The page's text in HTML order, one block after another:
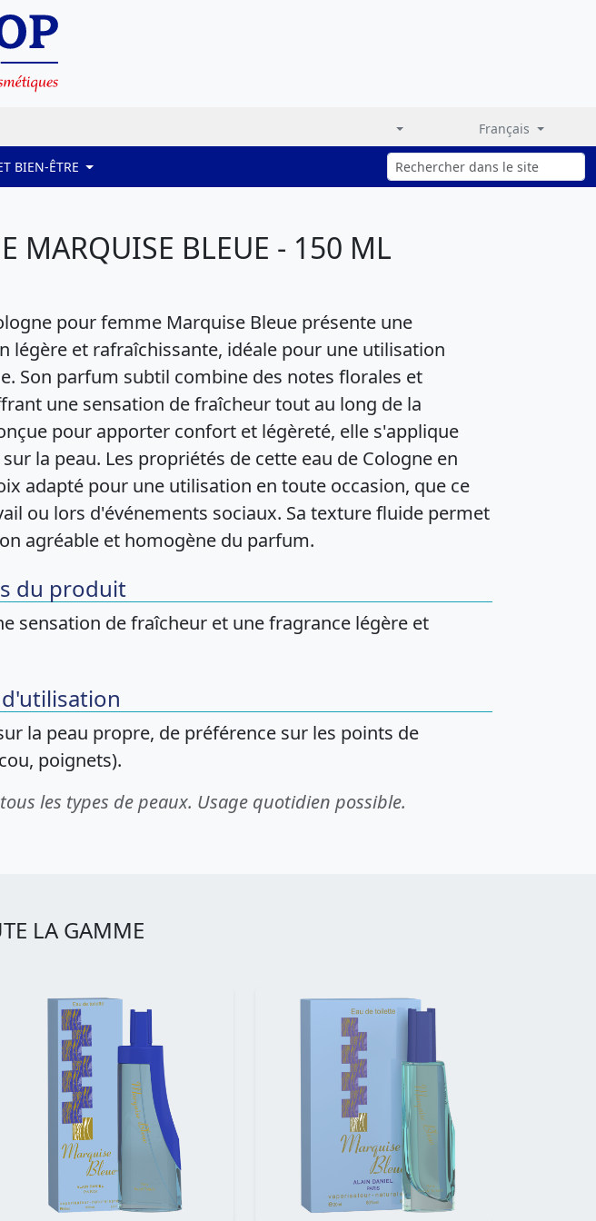
Français
BIEN-ÊTRE
MARQUISE BLEUE - 150 ML
pour femme Marquise Bleue présente une
légère et rafraîchissante, idéale pour une utilisation
Son parfum subtil combine des notes florales et
une sensation de fraîcheur tout au long de la
pour apporter confort et légèreté, elle s'applique
la peau. Les propriétés de cette eau de Cologne en
adapté pour une utilisation en toute occasion, que ce
ou lors d'événements sociaux. Sa texture fluide permet
agréable et homogène du parfum.
du produit
sensation de fraîcheur et une fragrance légère et
la peau propre, de préférence sur les points de
poignets).
les types de peaux. Usage quotidien possible.
LA GAMME
Suivant